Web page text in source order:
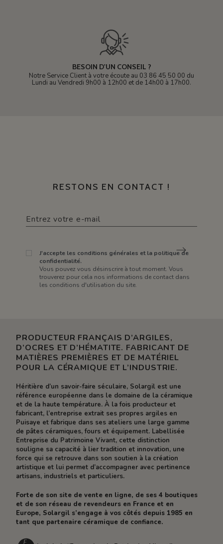
BESOIN D'UN CONSEIL ?
Notre Service Client à votre écoute au 03 86 45 50 00 du
Lundi au Vendredi 9h00 à 12h00 et de 14h00 à 17h00.
RESTONS EN CONTACT !
J'accepte les conditions générales et la politique de
confidentialité.
Vous pouvez vous désinscrire à tout moment. Vous
trouverez pour cela nos informations de contact dans
les conditions d'utilisation du site.
PRODUCTEUR FRANÇAIS D’ARGILES,
D’OCRES ET D’HÉMATITE. FABRICANT DE
MATIÈRES PREMIÈRES ET DE MATÉRIEL
POUR LA CÉRAMIQUE ET L’INDUSTRIE.
Héritière d’un savoir-faire séculaire, Solargil est une
référence européenne dans le domaine de la céramique
et de la haute température. À la fois producteur et
fabricant, l’entreprise extrait ses propres argiles en
Puisaye et fabrique dans ses ateliers une large gamme
de pâtes céramiques, fours et équipement. Labellisée
Entreprise du Patrimoine Vivant, cette distinction
souligne sa capacité à lier tradition et innovation, une
force qui se retrouve dans son soutien à la création
artistique et lui permet d’accompagner avec pertinence
artisans, industriels et particuliers.
Forte de son site de vente en ligne, de ses 4 boutiques
et de son réseau de revendeurs en France et en
Europe, Solargil s’engage à vos côtés depuis 1985 en
tant que partenaire céramique de confiance.